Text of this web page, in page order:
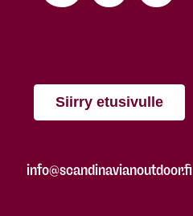
Siirry etusivulle
info@scandinavianoutdoor.fi